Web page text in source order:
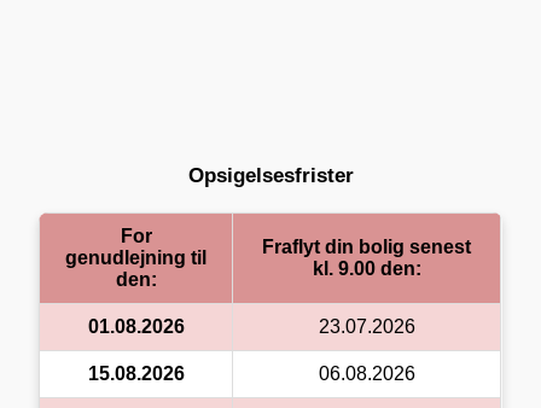
Opsigelsesfrister
For
genudlejning til
den:
Fraflyt din bolig senest
kl. 9.00 den:
01.08.2026 23.07.2026
15.08.2026 06.08.2026